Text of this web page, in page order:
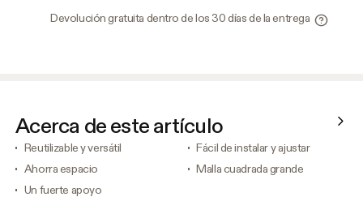
Devolución gratuita dentro de los 30 días de la entrega
Acerca de este artículo
Reutilizable y versátil
Fácil de instalar y ajustar
Ahorra espacio
Malla cuadrada grande
Un fuerte apoyo